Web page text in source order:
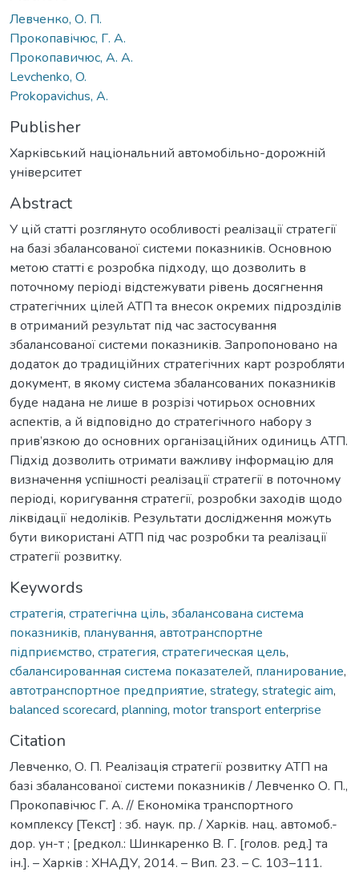
Левченко, О. П.
Прокопавічюс, Г. А.
Прокопавичюс, А. А.
Levchenko, O.
Prokopavichus, A.
Publisher
Харківський національний автомобільно-дорожній
університет
Abstract
У цій статті розглянуто особливості реалізації стратегії
на базі збалансованої системи показників. Основною
метою статті є розробка підходу, що дозволить в
поточному періоді відстежувати рівень досягнення
стратегічних цілей АТП та внесок окремих підрозділів
в отриманий результат під час застосування
збалансованої системи показників. Запропоновано на
додаток до традиційних стратегічних карт розробляти
документ, в якому система збалансованих показників
буде надана не лише в розрізі чотирьох основних
аспектів, а й відповідно до стратегічного набору з
прив’язкою до основних організаційних одиниць АТП.
Підхід дозволить отримати важливу інформацію для
визначення успішності реалізації стратегії в поточному
періоді, коригування стратегії, розробки заходів щодо
ліквідації недоліків. Результати дослідження можуть
бути використані АТП під час розробки та реалізації
стратегії розвитку.
Keywords
стратегія, стратегічна ціль, збалансована система
показників, планування, автотранспортне
підприємство, стратегия, стратегическая цель,
сбалансированная система показателей, планирование,
автотранспортное предприятие, strategy, strategic aim,
balanced scorecard, planning, motor transport enterprise
Citation
Левченко, О. П. Реалізація стратегії розвитку АТП на
базі збалансованої системи показників / Левченко О. П.,
Прокопавічюс Г. А. // Економіка транспортного
комплексу [Текст] : зб. наук. пр. / Харків. нац. автомоб.-
дор. ун-т ; [редкол.: Шинкаренко В. Г. [голов. ред.] та
ін.]. – Харків : ХНАДУ, 2014. – Вип. 23. – С. 103–111.